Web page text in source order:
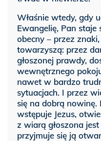
Właśnie wtedy, gdy
Ewangelię, Pan
obecny – przez
towarzyszą: przez
głoszonej prawdy,
wewnętrznego
nawet w bardzo
sytuacjach. I przez
się na dobrą nowinę.
wstępuje Jezus,
z wiarą głoszona
przyjmuje się ją